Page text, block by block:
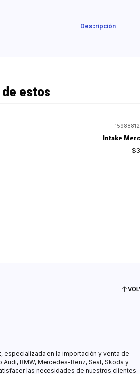
Descripción
estos
Intake
especializada en la importación y venta de
BMW, Mercedes-Benz, Seat, Skoda y
las necesidades de nuestros clientes